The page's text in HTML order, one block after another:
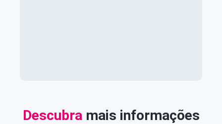
Descubra mais informações